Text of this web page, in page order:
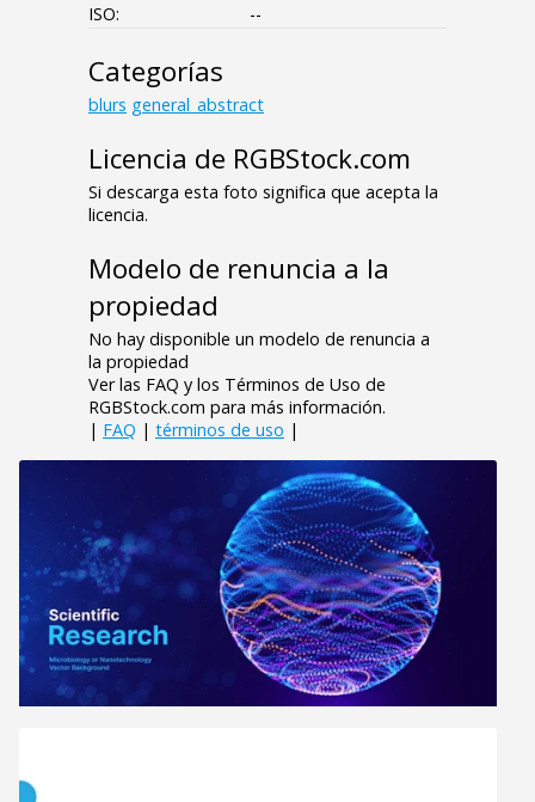
ISO:
--
Categorías
blurs general_abstract
Licencia de RGBStock.com
Si descarga esta foto significa que acepta la
licencia.
Modelo de renuncia a la
propiedad
No hay disponible un modelo de renuncia a
la propiedad
Ver las FAQ y los Términos de Uso de
RGBStock.com para más información.
| FAQ | términos de uso |